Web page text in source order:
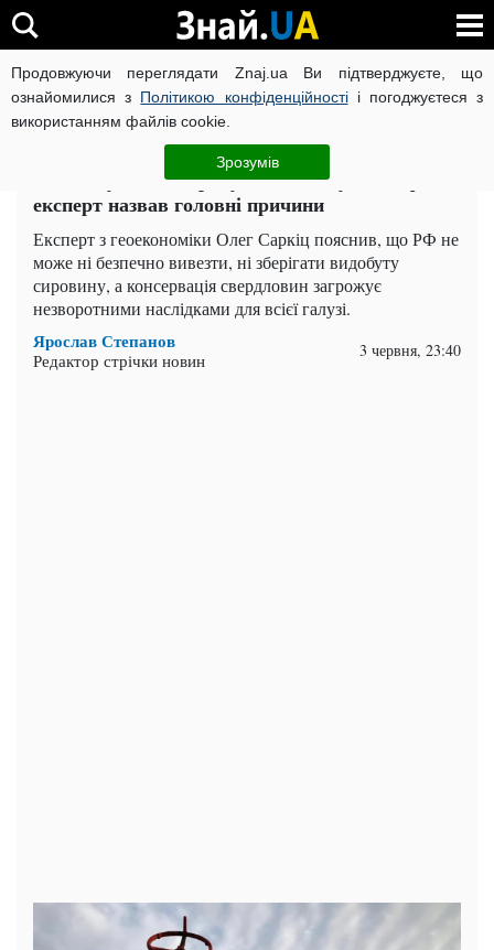
Продовжуючи переглядати Znaj.ua Ви підтверджуєте, що
ознайомилися з Політикою конфіденційностіі погоджуєтеся з
використанням файлів cookie.
Зрозумів
ВІЙНА РОСІЇ ПРОТИ УКРАЇНИ КОРОНАВІРУС В УКРАЇНІ
ЧИТАТЬ НА РУССКОМ
Росія змушена скорочувати видобуток нафти:
експерт назвав головні причини
Експерт з геоекономіки Олег Саркіц пояснив, що РФ не
може ні безпечно вивезти, ні зберігати видобуту
сировину, а консервація свердловин загрожує
незворотними наслідками для всієї галузі.
Ярослав Степанов
Редактор стрічки новин 3 червня, 23:40